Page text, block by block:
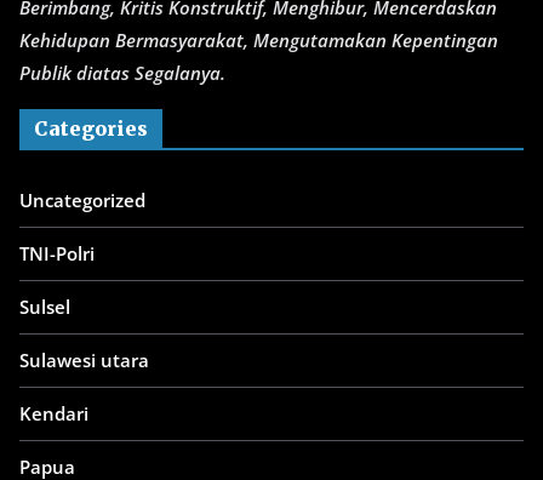
Berimbang, Kritis Konstruktif, Menghibur, Mencerdaskan
Kehidupan Bermasyarakat, Mengutamakan Kepentingan
Publik diatas Segalanya.
Categories
Uncategorized
TNI-Polri
Sulsel
Sulawesi utara
Kendari
Papua